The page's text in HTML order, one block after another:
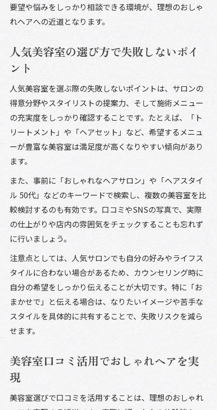
要望や悩みをしっかり相談できる環境が、理想のおしゃ
れヘアへの近道となります。
人気美容室の選び方で失敗しないポイ
ント
人気美容室を選ぶ際の失敗しないポイントは、サロンの
得意分野やスタイリストの提案力、そして施術メニュー
の充実度をしっかり確認することです。たとえば、「ト
リートメント」や「ヘアセット」など、希望するメニュ
ーが豊富な美容室は満足度が高くなりやすい傾向があり
ます。
また、事前に「おしゃれなヘアサロン」や「ヘアスタイ
ル 50代」などのキーワードで検索し、複数の美容室を比
較検討するのも有効です。口コミやSNSの写真で、実際
の仕上がりや店内の雰囲気をチェックすることも忘れず
に行いましょう。
注意点としては、人気サロンでも自分の好みやライフス
タイルに合わない場合があるため、カウンセリング時に
自分の希望をしっかり伝えることが大切です。特に「お
まかせで」と伝える場合は、なりたいイメージや苦手な
スタイルを具体的に共有することで、失敗リスクを減ら
せます。
美容室口コミ活用でおしゃれヘアを実
現
美容室選びで口コミを活用することは、理想のおしゃれ